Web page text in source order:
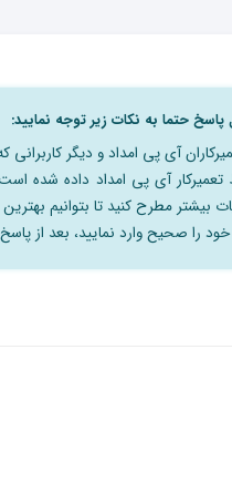
پاسخ حتما به نکات زیر توجه نمایید:
آی پی امداد و دیگر
تعمیرکار آی پی امداد داده شده
بیشتر مطرح کنید تا بتوانیم بهترین
را صحیح وارد نمایید، بعد از